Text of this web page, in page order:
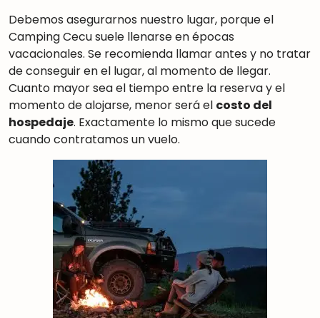
Debemos asegurarnos nuestro lugar, porque el
Camping Cecu suele llenarse en épocas
vacacionales. Se recomienda llamar antes y no tratar
de conseguir en el lugar, al momento de llegar.
Cuanto mayor sea el tiempo entre la reserva y el
momento de alojarse, menor será el costo del
hospedaje. Exactamente lo mismo que sucede
cuando contratamos un vuelo.